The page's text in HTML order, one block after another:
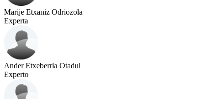
Marije Etxaniz Odriozola
Experta
Ander Etxeberria Otadui
Experto